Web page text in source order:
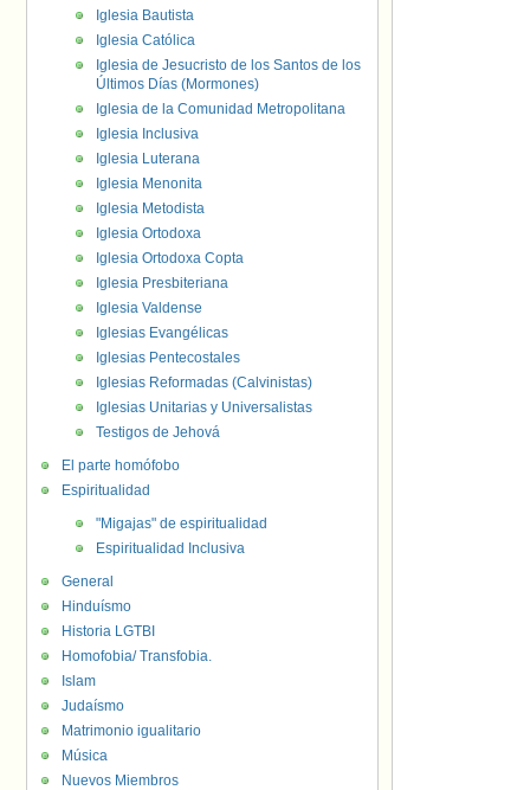
Iglesia Bautista
Iglesia Católica
Iglesia de Jesucristo de los Santos de los
Últimos Días (Mormones)
Iglesia de la Comunidad Metropolitana
Iglesia Inclusiva
Iglesia Luterana
Iglesia Menonita
Iglesia Metodista
Iglesia Ortodoxa
Iglesia Ortodoxa Copta
Iglesia Presbiteriana
Iglesia Valdense
Iglesias Evangélicas
Iglesias Pentecostales
Iglesias Reformadas (Calvinistas)
Iglesias Unitarias y Universalistas
Testigos de Jehová
El parte homófobo
Espiritualidad
"Migajas" de espiritualidad
Espiritualidad Inclusiva
General
Hinduísmo
Historia LGTBI
Homofobia/ Transfobia.
Islam
Judaísmo
Matrimonio igualitario
Música
Nuevos Miembros